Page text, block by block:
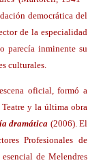
democrática del
de la especialidad
parecía inminente su
culturales.
oficial, formó a
y la última obra
dramática (2006). El
Profesionales de
de Melendres